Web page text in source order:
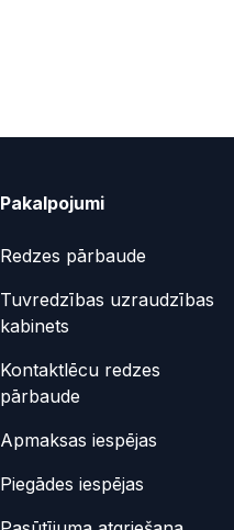
Pakalpojumi
Redzes pārbaude
Tuvredzības uzraudzības
kabinets
Kontaktlēcu redzes
pārbaude
Apmaksas iespējas
Piegādes iespējas